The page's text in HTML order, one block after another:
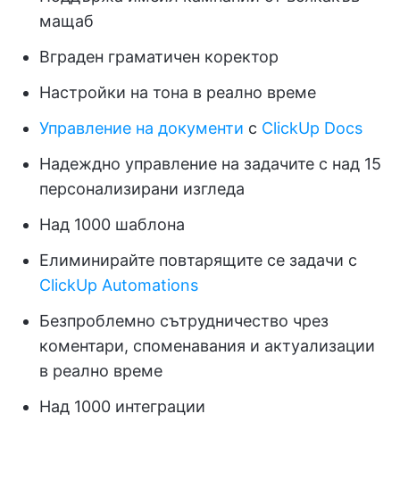
мащаб
Вграден граматичен коректор
Настройки на тона в реално време
Управление на документи с ClickUp Docs
Надеждно управление на задачите с над 15
персонализирани изгледа
Над 1000 шаблона
Елиминирайте повтарящите се задачи с
ClickUp Automations
Безпроблемно сътрудничество чрез
коментари, споменавания и актуализации
в реално време
Над 1000 интеграции